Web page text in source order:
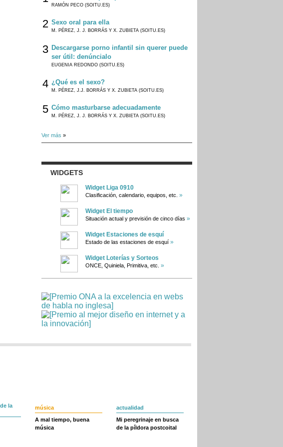
RAMÓN PECO (SOITU.ES)
2 Sexo oral para ella
M. PÉREZ, J. J. BORRÁS Y X. ZUBIETA (SOITU.ES)
3 Descargarse porno infantil sin querer puede
ser útil: denúncialo
EUGENIA REDONDO (SOITU.ES)
4 ¿Qué es el sexo?
M. PÉREZ, J.J. BORRÁS Y X. ZUBIETA (SOITU.ES)
5 Cómo masturbarse adecuadamente
M. PÉREZ, J. J. BORRÁS Y X. ZUBIETA (SOITU.ES)
Ver más »
WIDGETS
Widget Liga 0910
Clasificación, calendario, equipos, etc. »
Widget El tiempo
Situación actual y previsión de cinco días »
Widget Estaciones de esquí
Estado de las estaciones de esquí »
Widget Loterías y Sorteos
ONCE, Quiniela, Primitiva, etc. »
música
A mal tiempo, buena
música
actualidad
Mi peregrinaje en busca
de la píldora postcoital